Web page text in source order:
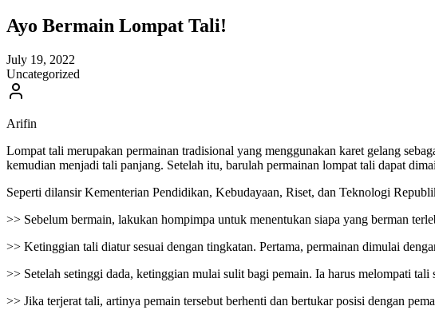
Ayo Bermain Lompat Tali!
July 19, 2022
Uncategorized
Arifin
Lompat tali merupakan permainan tradisional yang menggunakan karet gelang
kemudian menjadi tali panjang. Setelah itu, barulah permainan lompat tali dapat
Seperti dilansir Kementerian Pendidikan, Kebudayaan, Riset, dan Teknologi
>> Sebelum bermain, lakukan hompimpa untuk menentukan siapa yang berman
>> Ketinggian tali diatur sesuai dengan tingkatan. Pertama, permainan dimulai
>> Setelah setinggi dada, ketinggian mulai sulit bagi pemain. Ia harus melompati
>> Jika terjerat tali, artinya pemain tersebut berhenti dan bertukar posisi dengan